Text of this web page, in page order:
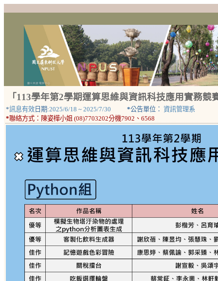
「113學年第2學期運算思維與資訊科技應用實務競
*訊息有效 日期:2025/6/18 ~ 2025/7/30 *公告單位： 資訊管理系
*聯絡方式： 陳姿樺小姐 (08)7703202分機7902、6568